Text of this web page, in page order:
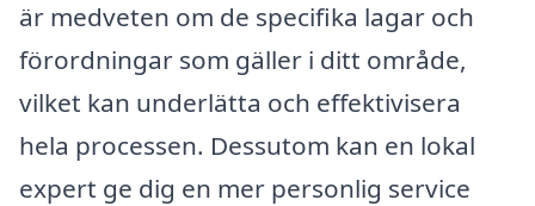
är medveten om de specifika lagar och
förordningar som gäller i ditt område,
vilket kan underlätta och effektivisera
hela processen. Dessutom kan en lokal
expert ge dig en mer personlig service